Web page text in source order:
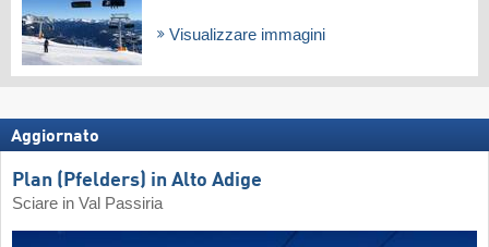
Visualizzare immagini
Aggiornato
Plan (Pfelders) in Alto Adige
Sciare in Val Passiria